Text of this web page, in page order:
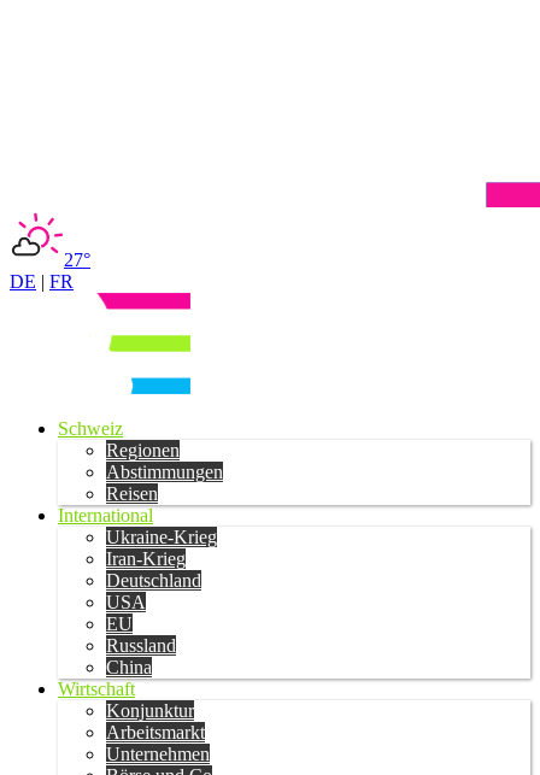
27°
DE | FR
Schweiz
Regionen
Abstimmungen
Reisen
International
Ukraine-Krieg
Iran-Krieg
Deutschland
USA
EU
Russland
China
Wirtschaft
Konjunktur
Arbeitsmarkt
Unternehmen